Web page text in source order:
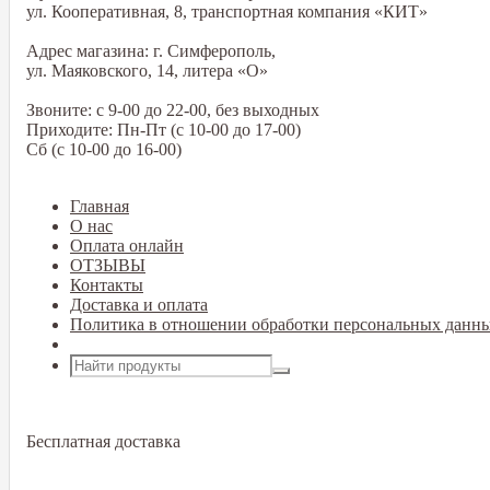
ул. Кооперативная, 8, транспортная компания «КИТ»
Адрес магазина: г. Симферополь,
ул. Маяковского, 14, литера «О»
Звоните: с 9-00 до 22-00, без выходных
Приходите: Пн-Пт (с 10-00 до 17-00)
Сб (с 10-00 до 16-00)
Главная
О нас
Оплата онлайн
ОТЗЫВЫ
Контакты
Доставка и оплата
Политика в отношении обработки персональных
Бесплатная доставка